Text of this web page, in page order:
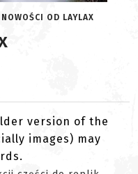
NOWOŚCI OD LAYLAX
version of the
images) may